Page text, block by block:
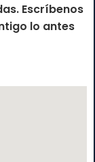
Escríbenos
lo antes